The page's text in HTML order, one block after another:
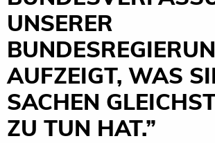
UNSERER
AUFZEIGT, WAS
SACHEN
ZU TUN HAT.”